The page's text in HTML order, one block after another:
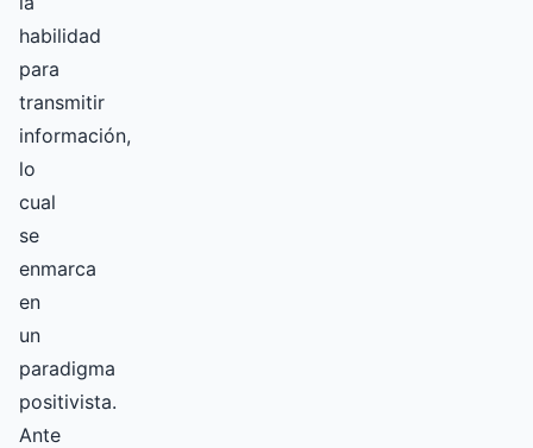
habilidad
para
transmitir
información,
lo
cual
se
enmarca
en
un
paradigma
positivista.
Ante